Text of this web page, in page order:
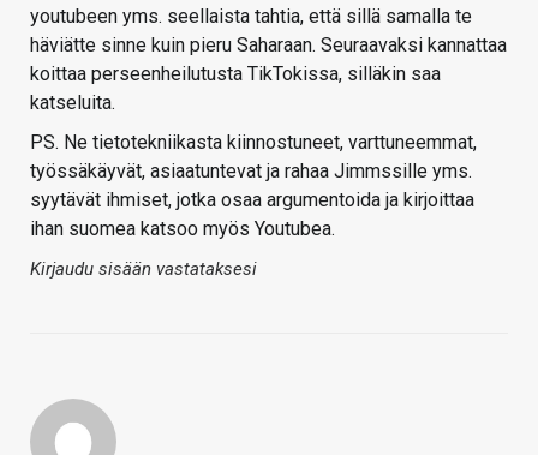
youtubeen yms. seellaista tahtia, että sillä samalla te
häviätte sinne kuin pieru Saharaan. Seuraavaksi kannattaa
koittaa perseenheilutusta TikTokissa, silläkin saa
katseluita.
PS. Ne tietotekniikasta kiinnostuneet, varttuneemmat,
työssäkäyvät, asiaatuntevat ja rahaa Jimmssille yms.
syytävät ihmiset, jotka osaa argumentoida ja kirjoittaa
ihan suomea katsoo myös Youtubea.
Kirjaudu sisään vastataksesi